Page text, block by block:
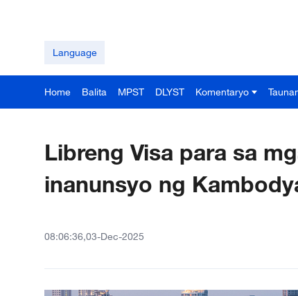
Language
Home Balita MPST DLYST Komentaryo
Libreng Visa para sa
inanunsyo ng
08:06:36,03-Dec-2025